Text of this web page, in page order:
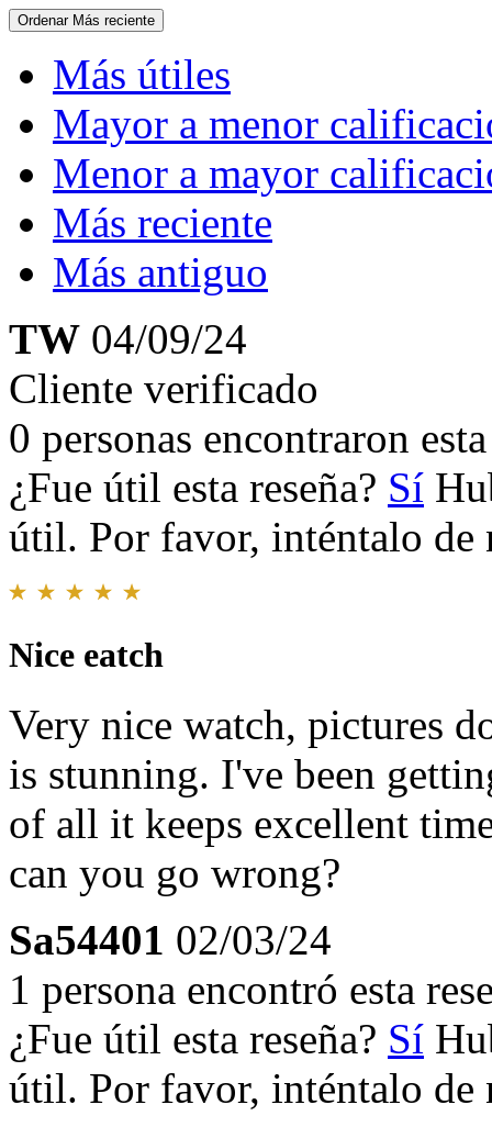
Ordenar Más reciente
Más útiles
Mayor a menor
Menor a mayor
Más reciente
Más antiguo
TW 04/09/24
Cliente verificado
0 personas encontraron
¿Fue útil esta reseña? Sí
útil. Por favor, inténtalo de
Nice eatch
Very nice watch, pictures
is stunning. I've been
of all it keeps excellent
can you go wrong?
Sa54401 02/03/24
1 persona encontró esta
¿Fue útil esta reseña? Sí
útil. Por favor, inténtalo de